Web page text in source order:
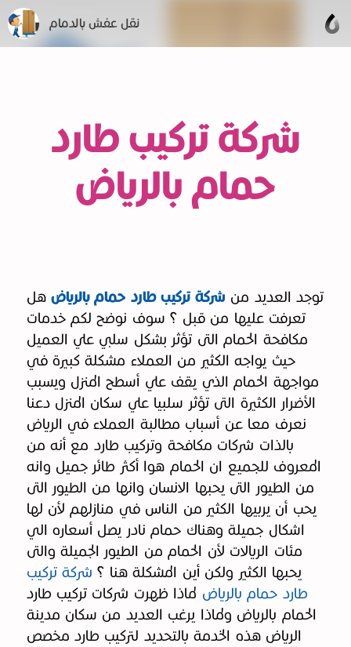
نقل عفش بالدمام
شركة تركيب طارد
حمام بالرياض
توجد العديد من شركة تركيب طارد حمام بالرياضهل
تعرفت عليها من قبل ؟ سوف نوضح لكم خدمات
مكافحة الحمام التى تؤثر بشكل سلبي علي العميل
حيث يواجه الكثير من العملاء مشكلة كبيرة في
مواجهة الحمام الذي يقف علي أسطح المنزل ويسبب
الأضرار الكثيرة التى تؤثر سلبيا علي سكان المنزل دعنا
نعرف معا عن أسباب مطالبة العملاء في الرياض
بالذات شركات مكافحة وتركيب طارد مع أنه من
المعروف للجميع ان الحمام هوا أكثر طائر جميل وانه
من الطيور التى يحبها الانسان وانها من الطيور التى
يحب أن يربيها الكثير من الناس في منازلهم لأن لها
اشكال جميلة وهناك حمام نادر يصل أسعاره الي
مئات الريالات لأن الحمام من الطيور الجميلة والتى
يحبها الكثير ولكن أين المشكلة هنا ؟ شركة تركيب
طارد حمام بالرياض لماذا ظهرت شركات تركيب طارد
الحمام بالرياض ولماذا يرغب العديد من سكان مدينة
الرياض هذه الخدمة بالتحديد لتركيب طارد مخصص